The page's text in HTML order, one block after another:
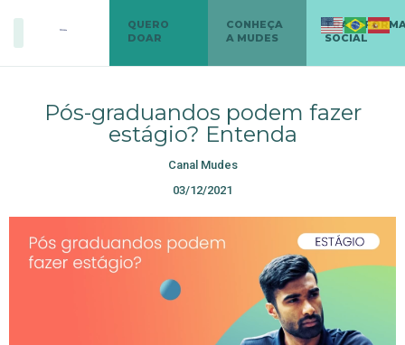
QUERO
DOAR
CONHEÇA
A MUDES
SOCIAL
Pós-graduandos podem fazer
estágio? Entenda
Canal Mudes
03/12/2021